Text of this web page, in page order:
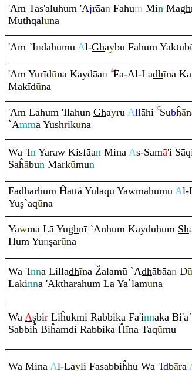
'Am Tas'aluhum 'Ajrāan Fahum Min Magh
Muthqalūna
'Am `Indahumu Al-Ghaybu Fahum Yaktub
'Am Yurīdūna Kaydāan Fa-Al-Ladhīna
Makīdūna
'Am Lahum 'Ilahun Ghayru Allāhi Subĥā
`Ammā Yushrikūna
Wa 'In Yaraw Kisfāan Mina As-Samā'i Sāq
Saĥābun Markūmun
Fadharhum Ĥattá Yulāqū Yawmahumu Al-
Yuş`aqūna
Yawma Lā Yughnī `Anhum Kayduhum Sh
Hum Yunşarūna
Wa 'Inna Lilladhīna Žalamū `Adhābāan Dū
Lakinna 'Aktharahum Lā Ya`lamūna
Wa Aşbir Liĥukmi Rabbika Fa'innaka
Sabbiĥ Biĥamdi Rabbika Ĥīna Taqūmu
Wa Mina Al-Layli Fasabbiĥhu Wa 'Idbāra